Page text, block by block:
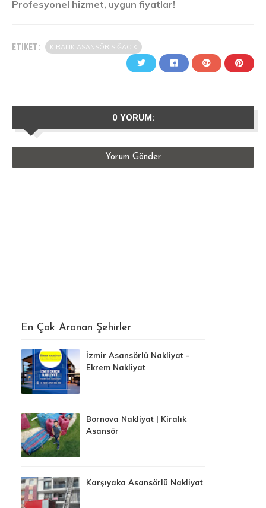
Profesyonel hizmet, uygun fiyatlar!
ETIKET: KIRALIK ASANSÖR SIĞACIK
0 YORUM:
Yorum Gönder
En Çok Aranan Şehirler
İzmir Asansörlü Nakliyat -
Ekrem Nakliyat
Bornova Nakliyat | Kiralık
Asansör
Karşıyaka Asansörlü Nakliyat